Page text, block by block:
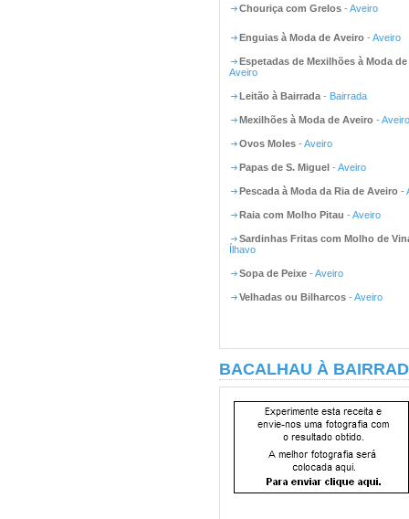
Chouriça com Grelos - Aveiro
Enguias à Moda de Aveiro - Aveiro
Espetadas de Mexilhões à Moda
Aveiro
Leitão à Bairrada - Bairrada
Mexilhões à Moda de Aveiro - Aveiro
Ovos Moles - Aveiro
Papas de S. Miguel - Aveiro
Pescada à Moda da Ria de Aveiro -
Raia com Molho Pitau - Aveiro
Sardinhas Fritas com Molho de
Ílhavo
Sopa de Peixe - Aveiro
Velhadas ou Bilharcos - Aveiro
BACALHAU À